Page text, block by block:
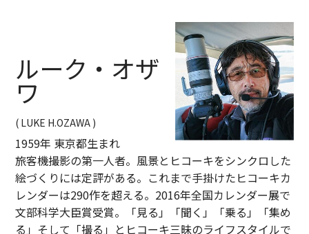
ルーク・オザ
ワ
( LUKE H.OZAWA )
1959年 東京都生まれ
旅客機撮影の第一人者。風景とヒコーキをシンクロした
絵づくりには定評がある。これまで手掛けたヒコーキカ
レンダーは290作を超える。2016年全国カレンダー展で
文部科学大臣賞受賞。「見る」「聞く」「乗る」「集め
る」そして「撮る」とヒコーキ三昧のライフスタイルで